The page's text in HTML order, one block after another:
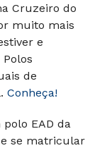
Cruzeiro do
muito mais
e
de
Conheça!
EAD da
se matricular